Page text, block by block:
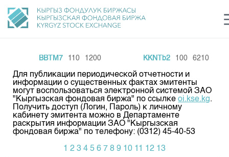
Финансовый рынок KG login Рус Кыр
О нас
Общая информация
Направления
Товарно-сырьевой сектор
Нормативная база
BBTM7 110 1200 KKNTb2 100 6210
Для публикации периодической отчетности и
информации о существенных фактах эмитенты
могут воспользоваться электронной системой ЗАО
"Кыргызская фондовая биржа" по ссылкеoi.kse.kg.
Получить доступ (Логин, Пароль) к личному
кабинету эмитента можно в Департаменте
раскрытия информации ЗАО "Кыргызская
фондовая биржа" по телефону: (0312) 45-40-53
1 2 3 4 5 6 7 8 9 10 11 12 13